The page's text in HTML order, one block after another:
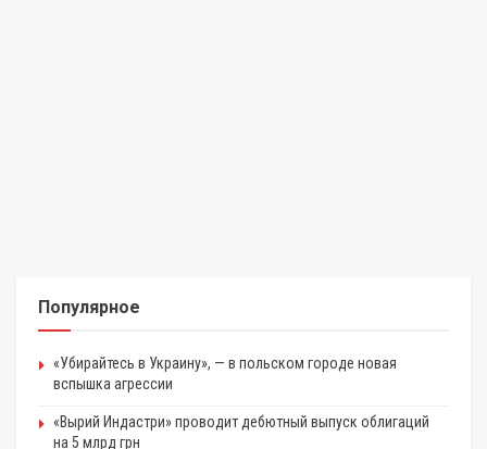
Популярное
«Убирайтесь в Украину», — в польском городе новая
вспышка агрессии
«Вырий Индастри» проводит дебютный выпуск облигаций
на 5 млрд грн